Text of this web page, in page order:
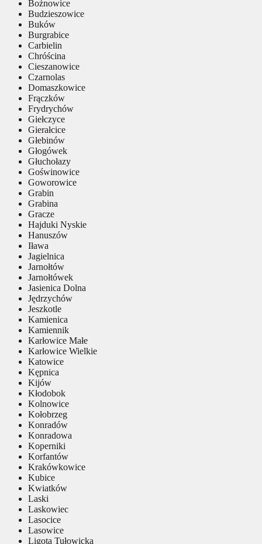
Bożnowice
Budzieszowice
Buków
Burgrabice
Carbielin
Chróścina
Cieszanowice
Czarnolas
Domaszkowice
Frączków
Frydrychów
Giełczyce
Gierałcice
Głebinów
Głogówek
Głuchołazy
Goświnowice
Goworowice
Grabin
Grabina
Gracze
Hajduki Nyskie
Hanuszów
Iława
Jagielnica
Jarnołtów
Jarnołtówek
Jasienica Dolna
Jędrzychów
Jeszkotle
Kamienica
Kamiennik
Karłowice Małe
Karłowice Wielkie
Katowice
Kępnica
Kijów
Kłodobok
Kolnowice
Kołobrzeg
Konradów
Konradowa
Koperniki
Korfantów
Krakówkowice
Kubice
Kwiatków
Laski
Laskowiec
Lasocice
Lasowice
Ligota Tułowicka